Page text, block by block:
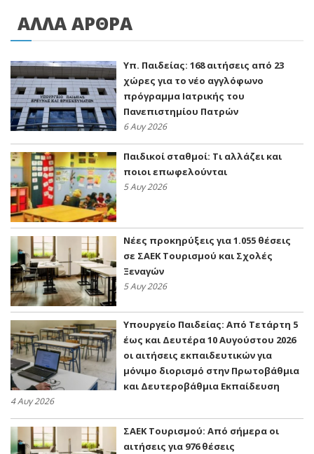
ΑΛΛΑ ΑΡΘΡΑ
Υπ. Παιδείας: 168 αιτήσεις από 23
χώρες για το νέο αγγλόφωνο
πρόγραμμα Ιατρικής του
Πανεπιστημίου Πατρών
6 Αυγ 2026
Παιδικοί σταθμοί: Τι αλλάζει και
ποιοι επωφελούνται
5 Αυγ 2026
Νέες προκηρύξεις για 1.055 θέσεις
σε ΣΑΕΚ Τουρισμού και Σχολές
Ξεναγών
5 Αυγ 2026
Υπουργείο Παιδείας: Από Τετάρτη 5
έως και Δευτέρα 10 Αυγούστου 2026
οι αιτήσεις εκπαιδευτικών για
μόνιμο διορισμό στην Πρωτοβάθμια
και Δευτεροβάθμια Εκπαίδευση
4 Αυγ 2026
ΣΑΕΚ Τουρισμού: Από σήμερα οι
αιτήσεις για 976 θέσεις